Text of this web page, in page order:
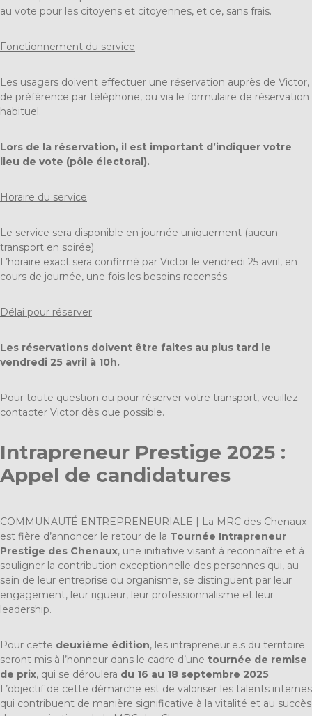
au vote pour les citoyens et citoyennes, et ce, sans frais.
Fonctionnement du service
Les usagers doivent effectuer une réservation auprès de Victor,
de préférence par téléphone, ou via le formulaire de réservation
habituel.
Lors de la réservation, il est important d’indiquer votre
lieu de vote (pôle électoral).
Horaire du service
Le service sera disponible en journée uniquement (aucun
transport en soirée).
L’horaire exact sera confirmé par Victor le vendredi 25 avril, en
cours de journée, une fois les besoins recensés.
Délai pour réserver
Les réservations doivent être faites au plus tard le
vendredi 25 avril à 10h.
Pour toute question ou pour réserver votre transport, veuillez
contacter Victor dès que possible.
Intrapreneur Prestige 2025 :
Appel de candidatures
COMMUNAUTÉ ENTREPRENEURIALE | La MRC des Chenaux
est fière d’annoncer le retour de la Tournée Intrapreneur
Prestige des Chenaux, une initiative visant à reconnaître et à
souligner la contribution exceptionnelle des personnes qui, au
sein de leur entreprise ou organisme, se distinguent par leur
engagement, leur rigueur, leur professionnalisme et leur
leadership.
Pour cette deuxième édition, les intrapreneur.e.s du territoire
seront mis à l’honneur dans le cadre d’une tournée de remise
de prix, qui se déroulera du 16 au 18 septembre 2025.
L’objectif de cette démarche est de valoriser les talents internes
qui contribuent de manière significative à la vitalité et au succès